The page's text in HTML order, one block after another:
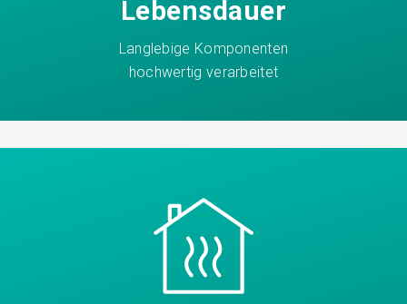
Lebensdauer
Langlebige Komponenten
hochwertig verarbeitet